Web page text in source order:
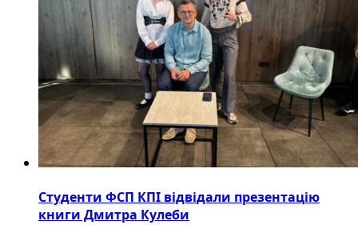
Студенти ФСП КПІ відвідали презентацію
книги Дмитра Кулеби